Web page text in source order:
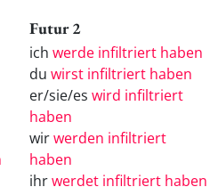
Futur 2
ich werde infiltriert haben
du wirst infiltriert haben
er/sie/es wird infiltriert
haben
wirwerden infiltriert
haben
ihrwerdet infiltriert haben